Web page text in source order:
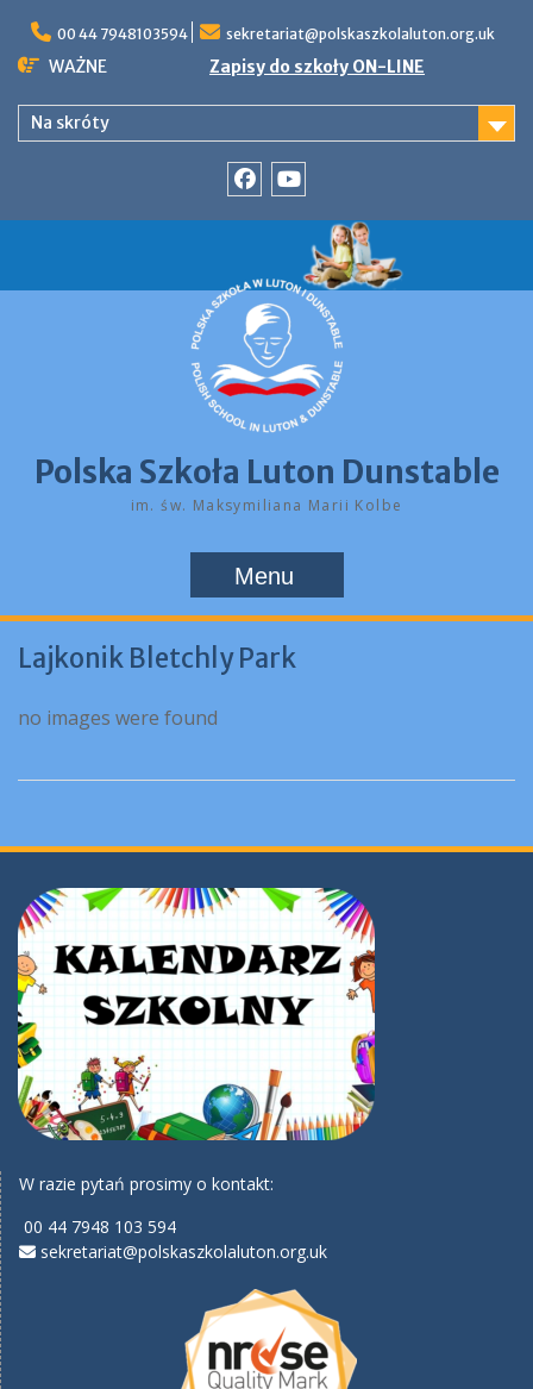
content
00 44 7948103594 sekretariat@polskaszkolaluton.org.uk
WAŻNE Zapisy do szkoły ON-LINE
Na skróty
Polska Szkoła Luton Dunstable
im. św. Maksymiliana Marii Kolbe
Menu
Lajkonik Bletchly Park
no images were found
W razie pytań prosimy o kontakt:
00 44 7948 103 594
sekretariat@polskaszkolaluton.org.uk